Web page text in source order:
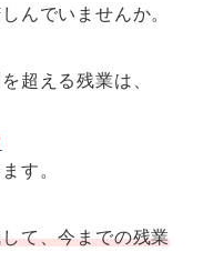
んでいませんか。
超える残業は、
す。
て、今までの残業